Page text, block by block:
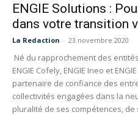
ENGIE Solutions :
dans votre transition
La Redaction - 23 novembre 2020
Né du rapprochement des
ENGIE Cofely, ENGIE Ineo et
partenaire de confiance des
collectivités engagées dans la
pluralité de ses compétences,